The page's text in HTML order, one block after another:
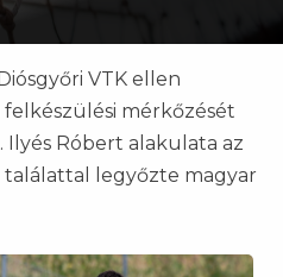
VTK ellen
mérkőzését
Ilyés Róbert alakulata az
legyőzte magyar